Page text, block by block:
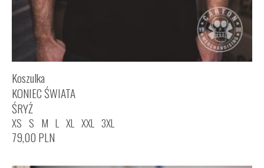
Koszulka
KONIEC ŚWIATA
ŚRYŻ
XS S M L XL XXL 3XL
79,00 PLN